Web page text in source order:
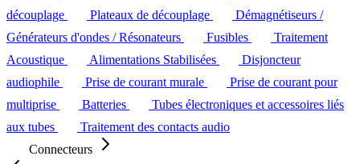
découplage
Plateaux de découplage
Démagnétiseurs /
Générateurs d'ondes / Résonateurs
Fusibles
Traitement
Acoustique
Alimentations Stabilisées
Disjoncteur
audiophile
Prise de courant murale
Prise de courant pour
multiprise
Batteries
Tubes électroniques et accessoires liés
aux tubes
Traitement des contacts audio
Connecteurs